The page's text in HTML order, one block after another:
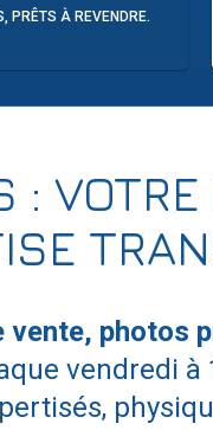
PRÊTS À REVENDRE.
:
vente, photos
vendredi à